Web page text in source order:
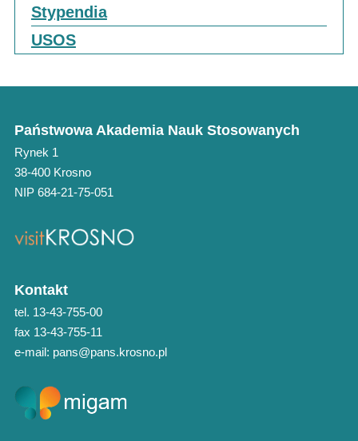
Stypendia
USOS
Państwowa Akademia Nauk Stosowanych
Rynek 1
38-400 Krosno
NIP 684-21-75-051
Kontakt
tel. 13-43-755-00
fax 13-43-755-11
e-mail: pans@pans.krosno.pl